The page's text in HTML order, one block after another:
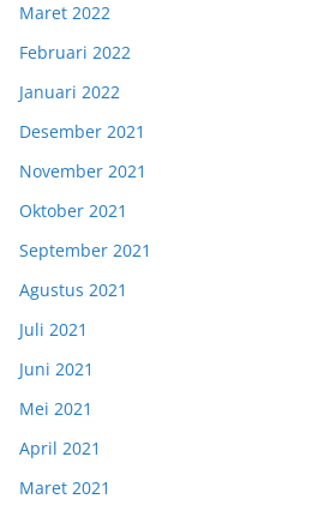
Maret 2022
Februari 2022
Januari 2022
Desember 2021
November 2021
Oktober 2021
September 2021
Agustus 2021
Juli 2021
Juni 2021
Mei 2021
April 2021
Maret 2021